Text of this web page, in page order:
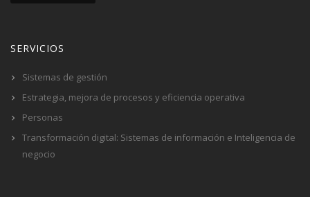
SERVICIOS
Sistemas de gestión
Estrategia, mejora de procesos y eficiencia operativa
Personas
Transformación digital: Sistemas de información e Inteligencia de
negocio